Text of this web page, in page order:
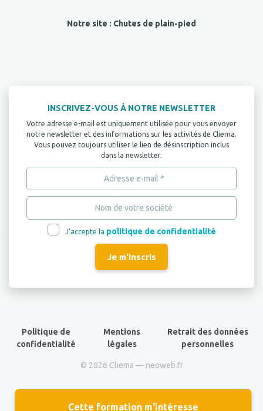
Cette formation m'intéresse
Notre site : Chutes de plain-pied
INSCRIVEZ-VOUS À NOTRE NEWSLETTER
Votre adresse e-mail est uniquement utilisée pour vous envoyer
notre newsletter et des informations sur les activités de Cliema.
Vous pouvez toujours utiliser le lien de désinscription inclus
dans la newsletter.
J'accepte la politique de confidentialité
Politique de
confidentialité
Mentions
légales
Retrait des données
personnelles
© 2026 Cliema — neoweb.fr